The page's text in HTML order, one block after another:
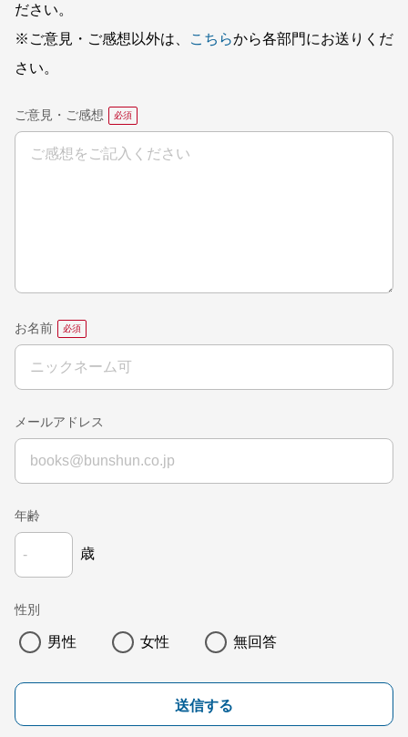
ださい。
※ご意見・ご感想以外は、
こちらから各部門にお送りくだ
さい。
ご意見・ご感想
お名前
メールアドレス
年齢
歳
性別
男性 女性 無回答
送信する